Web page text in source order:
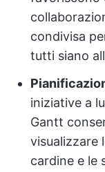
condivisa
tutti siano
iniziative a
Gantt
visualizzare
cardine e le